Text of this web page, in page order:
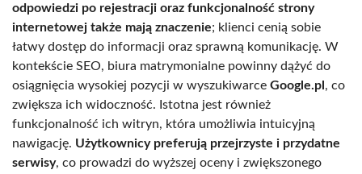
odpowiedzi po rejestracji oraz funkcjonalność strony
internetowej także mają znaczenie; klienci cenią sobie
łatwy dostęp do informacji oraz sprawną komunikację. W
kontekście SEO, biura matrymonialne powinny dążyć do
osiągnięcia wysokiej pozycji w wyszukiwarce Google.pl , co
zwiększa ich widoczność. Istotna jest również
funkcjonalność ich witryn, która umożliwia intuicyjną
nawigację. Użytkownicy preferują przejrzyste i przydatne
serwisy, co prowadzi do wyższej oceny i zwiększonego